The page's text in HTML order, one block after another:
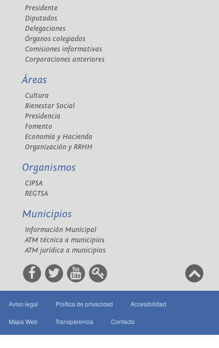
Presidente
Diputados
Delegaciones
Órganos colegiados
Comisiones informativas
Corporaciones anteriores
Áreas
Cultura
Bienestar Social
Presidencia
Fomento
Economía y Hacienda
Organización y RRHH
Organismos
CIPSA
REGTSA
Municipios
Información Municipal
ATM técnica a municipios
ATM jurídica a municipios
Aviso legal Política de privacidad Accesibilidad
Mapa Web Transparencia Contacto